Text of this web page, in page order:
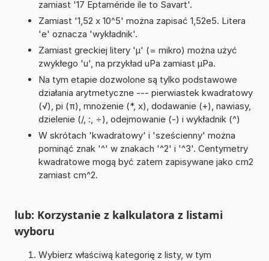
zamiast '17 Eptaméride ile to Savart'.
Zamiast '1,52 x 10^5' można zapisać 1,52e5. Litera
'e' oznacza 'wykładnik'.
Zamiast greckiej litery 'µ' (= mikro) można użyć
zwykłego 'u', na przykład uPa zamiast µPa.
Na tym etapie dozwolone są tylko podstawowe
działania arytmetyczne --- pierwiastek kwadratowy
(√), pi (π), mnożenie (*, x), dodawanie (+), nawiasy,
dzielenie (/, :, ÷), odejmowanie (-) i wykładnik (^)
W skrótach 'kwadratowy' i 'sześcienny' można
pominąć znak '^' w znakach '^2' i '^3'. Centymetry
kwadratowe mogą być zatem zapisywane jako cm2
zamiast cm^2.
lub: Korzystanie z kalkulatora z listami
wyboru
Wybierz właściwą kategorię z listy, w tym